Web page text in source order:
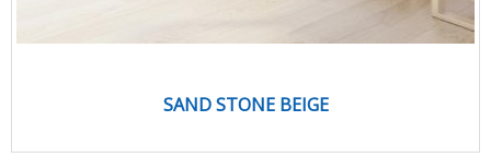
SAND STONE BEIGE